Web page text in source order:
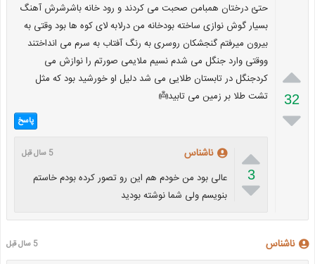

32

حتئ درختان همبامن صحبت می کردند و رود خانه باشرشرش آهنگ
بسیار گوش نوازی ساخته بودخانه من درلابه لای کوه ها بود وقتی به
بیرون میرفتم گنجشکان روسری به رنگ آفتاب به سرم می انداختند
ووقتی وارد جنگل می شدم نسیم ملایمی صورتم را نوازش می
کردجنگل در تابستان طلایی می شد دلیل او خورشید بود که مثل
تشت طلا بر زمین می تابید👼
پاسخ

3

ناشناس 5 سال قبل
عالی بود من خودم هم این رو تصور کرده بودم خاستم
بنویسم ولی شما نوشته بودید
ناشناس 5 سال قبل